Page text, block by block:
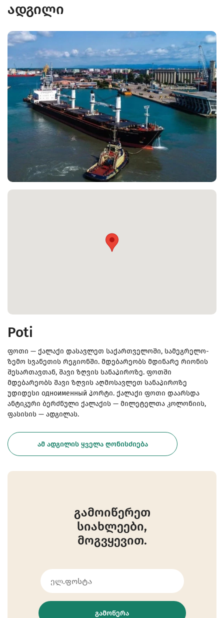
ადგილი
Poti
ფოთი — ქალაქი დასავლეთ საქართველოში, სამეგრელო-
ზემო სვანეთის რეგიონში. მდებარეობს მდინარე რიონის
შესართავთან, შავი ზღვის სანაპიროზე. ფოთში
მდებარეობს შავი ზღვის აღმოსავლეთ სანაპიროზე
უდიდესი одноименный პორტი. ქალაქი ფოთი დაარსდა
ანტიკური ბერძნული ქალაქის — მილეტელთა კოლონიის,
ფასისის — ადგილას.
ᲐᲛ ᲐᲓᲒᲘᲚᲘᲡ ᲧᲕᲔᲚᲐ ᲦᲝᲜᲘᲡᲫᲘᲔᲑᲐ
გამოიწერეთ
სიახლეები,
მოგვყევით.
ᲒᲐᲛᲝᲬᲔᲠᲐ